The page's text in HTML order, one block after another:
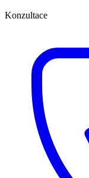
Konzultace